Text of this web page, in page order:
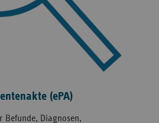
(ePA)
Befunde, Diagnosen,